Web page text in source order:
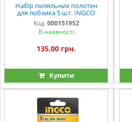
Набір пиляльних полотен
для лобзика 5 шт. INGCO
Код: 000151952
В наявності
135,00 грн.
Купити